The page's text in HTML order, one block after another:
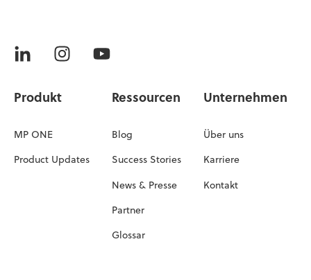
Produkt
MP ONE
Product Updates
Ressourcen
Blog
Success Stories
News & Presse
Partner
Glossar
Unternehmen
Über uns
Karriere
Kontakt